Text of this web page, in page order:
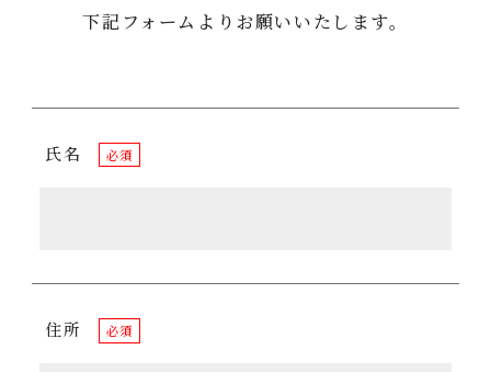
下記フォームよりお願いいたします。
氏名 必須
住所 必須